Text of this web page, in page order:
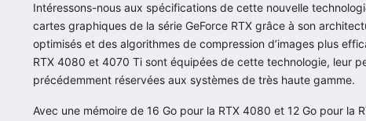
Intéressons-nous aux spécifications de cette nouvelle
cartes graphiques de la série GeForce RTX grâce à son
optimisés et des algorithmes de compression d’images plus
RTX 4080 et 4070 Ti sont équipées de cette technologie, leur
précédemment réservées aux systèmes de très haute gamme.
Avec une mémoire de 16 Go pour la RTX 4080 et 12 Go pour la